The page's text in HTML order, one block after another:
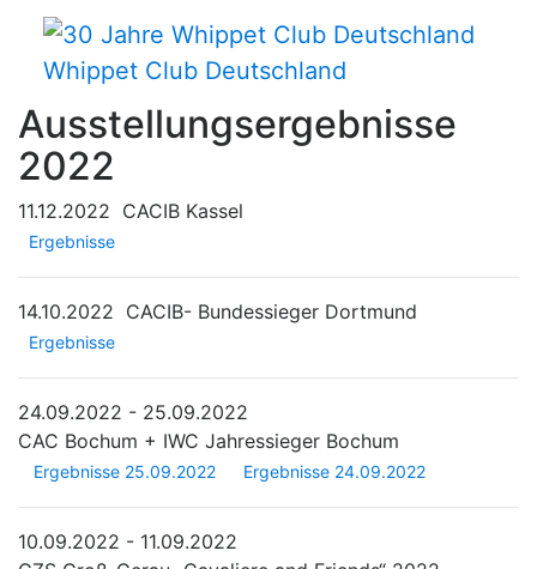
Whippet Club Deutschland
Ausstellungsergebnisse
2022
11.12.2022 CACIB Kassel
Ergebnisse
14.10.2022 CACIB- Bundessieger Dortmund
Ergebnisse
24.09.2022 - 25.09.2022
CAC Bochum + IWC Jahressieger Bochum
Ergebnisse 25.09.2022 Ergebnisse 24.09.2022
10.09.2022 - 11.09.2022